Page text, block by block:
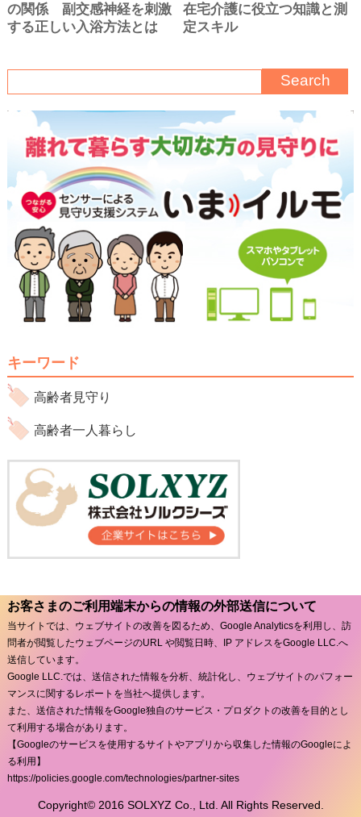
の関係 副交感神経を刺激
する正しい入浴方法とは
在宅介護に役立つ知識と測
定スキル
キーワード
高齢者見守り
高齢者一人暮らし
お客さまのご利用端末からの情報の外部送信について
当サイトでは、ウェブサイトの改善を図るため、Google Analyticsを利用し、訪
問者が閲覧したウェブページのURL や閲覧日時、IP アドレスをGoogle LLC.へ
送信しています。
Google LLC.では、送信された情報を分析、統計化し、ウェブサイトのパフォー
マンスに関するレポートを当社へ提供します。
また、送信された情報をGoogle独自のサービス・プロダクトの改善を目的とし
て利用する場合があります。
【Googleのサービスを使用するサイトやアプリから収集した情報のGoogleによ
る利用】
https://policies.google.com/technologies/partner-sites
Copyright© 2016 SOLXYZ Co., Ltd. All Rights Reserved.